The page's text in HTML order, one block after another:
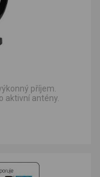
příjem.
aktivní antény.